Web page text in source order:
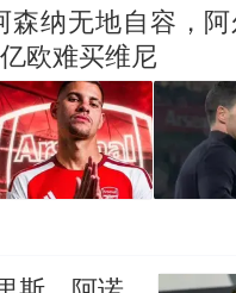
森纳无地自容，
欧难买维尼